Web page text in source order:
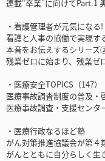
連載“卒業”に向けてPart.1
・看護管理者が元気になる!
看護と人事の協働で実現す
本音をお伝えするシリー
残業ゼロに始まり、残業ゼ
・医療安全TOPICS（147）
医療事故調査制度の普及・
医療事故調査・支援センタ
・医療行政なるほど塾
がん対策推進協議会が第４
がんとともに自分らしく生